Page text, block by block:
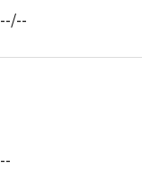
--/--
--